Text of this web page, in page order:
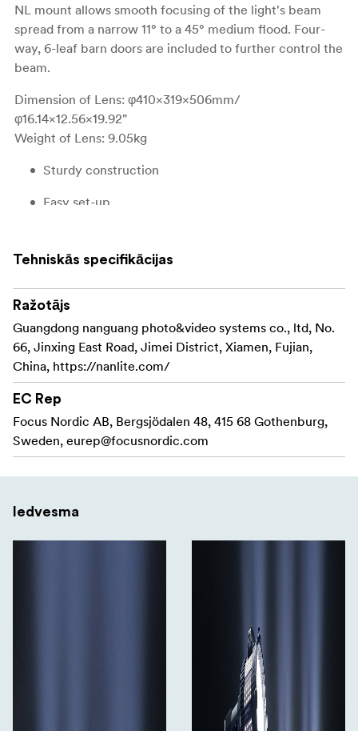
NL mount allows smooth focusing of the light's beam
spread from a narrow 11° to a 45° medium flood. Four-
way, 6-leaf barn doors are included to further control the
beam.
Dimension of Lens: φ410×319×506mm/
φ16.14×12.56×19.92"
Weight of Lens: 9.05kg
Sturdy construction
Easy set-up
Includes: FL-35 and Barndoor
Tehniskās specifikācijas
Ražotājs
Guangdong nanguang photo&video systems co., ltd, No.
66, Jinxing East Road, Jimei District, Xiamen, Fujian,
China, https://nanlite.com/
EC Rep
Focus Nordic AB, Bergsjödalen 48, 415 68 Gothenburg,
Sweden, eurep@focusnordic.com
Iedvesma